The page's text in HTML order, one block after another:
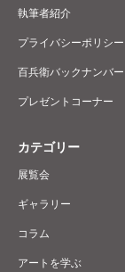
執筆者紹介
プライバシーポリシー
百兵衛バックナンバー
プレゼントコーナー
カテゴリー
展覧会
ギャラリー
コラム
アートを学ぶ